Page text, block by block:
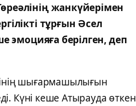
жанкүйерімен
тұрғын Әсел
эмоцияға берілген, деп
шығармашылығын
Күні кеше Атырауда өткен